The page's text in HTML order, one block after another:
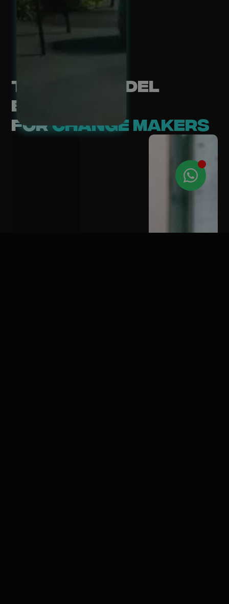
The full padel
experience
forchange makers